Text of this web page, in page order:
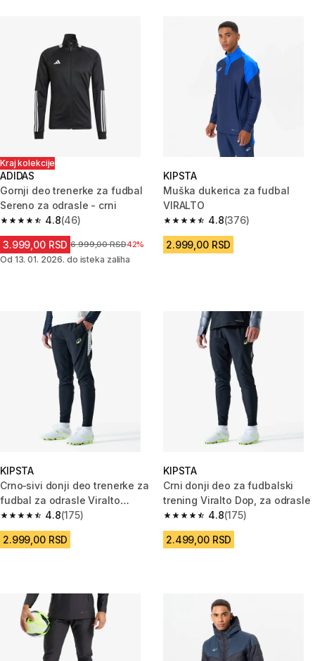
Kraj kolekcije
ADIDAS
Gornji deo trenerke za fudbal
Sereno za odrasle - crni
4.8
4.8 od 5 zvezdica from 46 Recenzije
(46)
3.999,00 RSD Cena pre sniženja
6.999,00 RSD42%
Od 13. 01. 2026. do isteka zaliha
KIPSTA
Muška dukerica za fudbal
VIRALTO
4.8
4.8 od 5 zvezdica from 376
(376)
2.999,00 RSD
KIPSTA
Crno‐sivi donji deo trenerke za
fudbal za odrasle Viralto
Ripples
4.8
4.8 od 5 zvezdica from 175 Recenzije
(175)
2.999,00 RSD
KIPSTA
Crni donji deo za fudbalski
trening Viralto Dop, za odrasle
4.8
4.8 od 5 zvezdica from 175
(175)
2.499,00 RSD